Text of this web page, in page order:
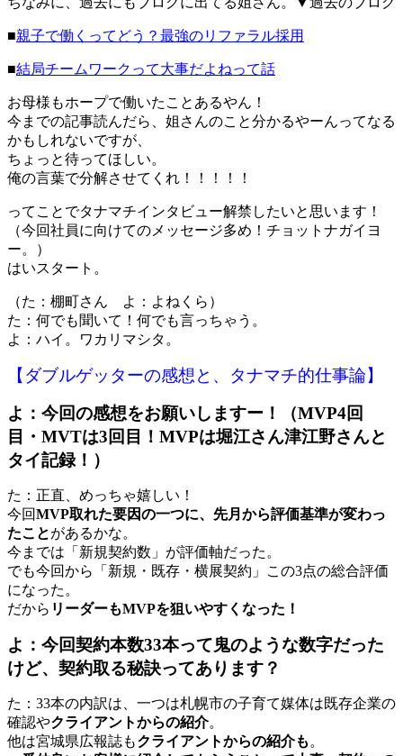
■親子で働くってどう？最強のリファラル採用
■結局チームワークって大事だよねって話
お母様もホープで働いたことあるやん！
今までの記事読んだら、姐さんのこと分かるやーんってなる
かもしれないですが、
ちょっと待ってほしい。
俺の言葉で分解させてくれ！！！！！
ってことでタナマチインタビュー解禁したいと思います！
（今回社員に向けてのメッセージ多め！チョットナガイヨ
ー。）
はいスタート。
（た：棚町さん よ：よねくら）
た：何でも聞いて！何でも言っちゃう。
よ：ハイ。ワカリマシタ。
【ダブルゲッターの感想と、タナマチ的仕事論】
よ：今回の感想をお願いしますー！（MVP4回
目・MVTは3回目！MVPは堀江さん津江野さんと
タイ記録！）
た：正直、めっちゃ嬉しい！
今回MVP取れた要因の一つに、先月から評価基準が変わっ
たことがあるかな。
今までは「新規契約数」が評価軸だった。
でも今回から「新規・既存・横展契約」この3点の総合評価
になった。
だから リーダーもMVPを狙いやすくなった！
よ：今回契約本数33本って鬼のような数字だった
けど、契約取る秘訣ってあります？
た：33本の内訳は、一つは札幌市の子育て媒体は既存企業の
確認やクライアントからの紹介。
他は宮城県広報誌もクライアントからの紹介も 。